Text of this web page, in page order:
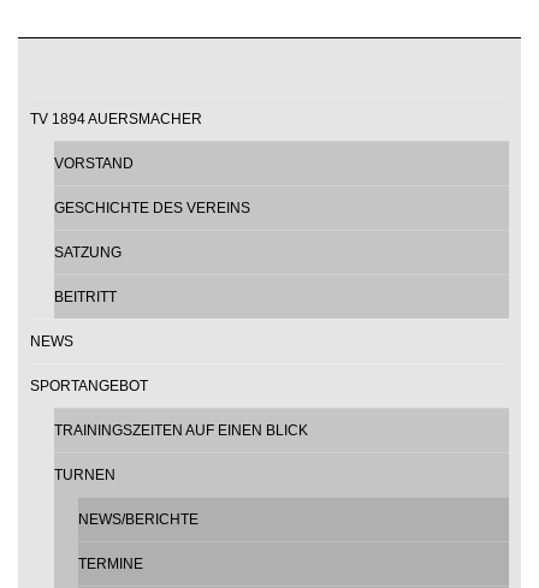
TV 1894 AUERSMACHER
VORSTAND
GESCHICHTE DES VEREINS
SATZUNG
BEITRITT
NEWS
SPORTANGEBOT
TRAININGSZEITEN AUF EINEN BLICK
TURNEN
NEWS/BERICHTE
TERMINE